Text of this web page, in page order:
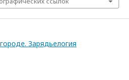
Зарядьелогия